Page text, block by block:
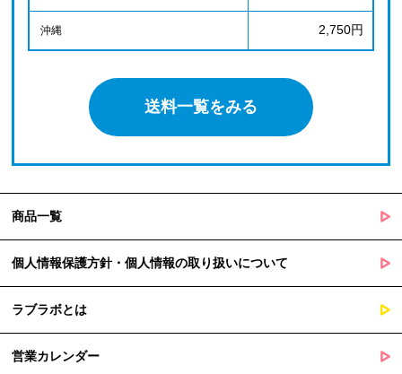
沖縄 2,750円
送料一覧をみる
商品一覧
個人情報保護方針・個人情報の取り扱いについて
ラブラボとは
営業カレンダー